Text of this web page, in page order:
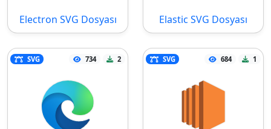
Electron SVG Dosyası Elastic SVG Dosyası
SVG 734 2 SVG 684 1